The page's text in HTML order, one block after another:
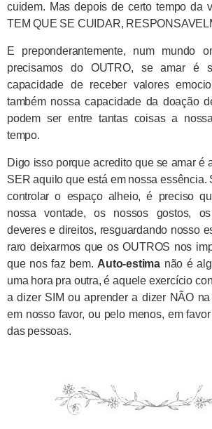
cuidem. Mas depois de certo tempo da
TEM QUE SE CUIDAR,
E preponderantemente, num mundo
precisamos do OUTRO, se amar é
capacidade de receber valores
também nossa capacidade da doação
podem ser entre tantas coisas a
tempo.
Digo isso porque acredito que se amar é
SER aquilo que está em nossa essência.
controlar o espaço alheio, é preciso
nossa vontade, os nossos gostos,
deveres e direitos, resguardando nosso
raro deixarmos que os OUTROS nos
que nos faz bem. Auto-estima não é
uma hora pra outra, é aquele exercício
a dizer SIM ou aprender a dizer NÃO
em nosso favor, ou pelo menos, em
das pessoas.